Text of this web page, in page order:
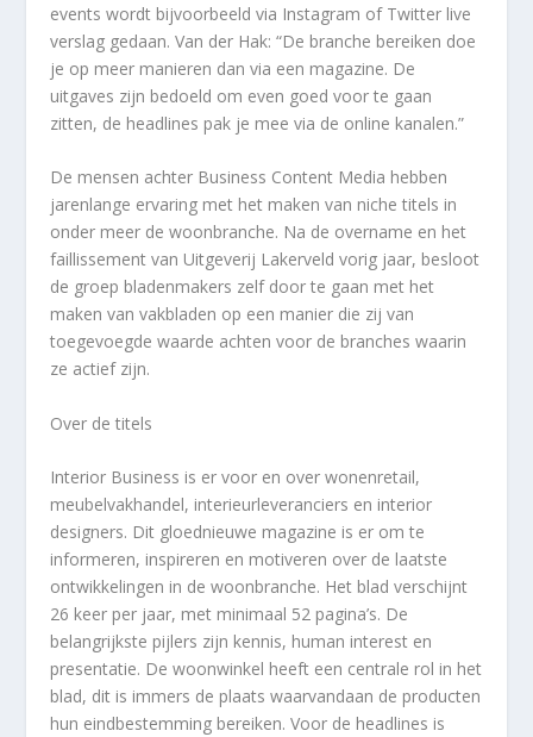
events wordt bijvoorbeeld via Instagram of Twitter live
verslag gedaan. Van der Hak: “De branche bereiken doe
je op meer manieren dan via een magazine. De
uitgaves zijn bedoeld om even goed voor te gaan
zitten, de headlines pak je mee via de online kanalen.”
De mensen achter Business Content Media hebben
jarenlange ervaring met het maken van niche titels in
onder meer de woonbranche. Na de overname en het
faillissement van Uitgeverij Lakerveld vorig jaar, besloot
de groep bladenmakers zelf door te gaan met het
maken van vakbladen op een manier die zij van
toegevoegde waarde achten voor de branches waarin
ze actief zijn.
Over de titels
Interior Business is er voor en over wonenretail,
meubelvakhandel, interieurleveranciers en interior
designers. Dit gloednieuwe magazine is er om te
informeren, inspireren en motiveren over de laatste
ontwikkelingen in de woonbranche. Het blad verschijnt
26 keer per jaar, met minimaal 52 pagina’s. De
belangrijkste pijlers zijn kennis, human interest en
presentatie. De woonwinkel heeft een centrale rol in het
blad, dit is immers de plaats waarvandaan de producten
hun eindbestemming bereiken. Voor de headlines is